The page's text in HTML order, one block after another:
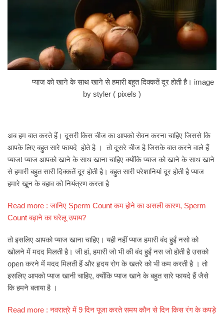
प्याज को खाने के साथ खाने से हमारी बहुत दिक्कतें दूर होती है। image
by styler ( pixels )
अब हम बात करते हैं। दूसरी किस चीज का आपको सेवन करना चाहिए जिससे कि
आपके लिए बहुत सारे फायदे होते है । तो दूसरे चीज है जिसके बात करने वाले हैं
प्याज! प्याज आपको खाने के साथ खाना चाहिए क्योंकि प्याज को खाने के साथ खाने
से हमारी बहुत सारी दिक्कतें दूर होती है। बहुत सारी परेशानियां दूर होती है प्याज
हमारे खून के बहाव को नियंत्रण करता है
Read more : जानिए Sperm Count कम होने का असली कारण, Sperm
Count बढ़ाने का घरेलू उपाय?
तो इसलिए आपको प्याज खाना चाहिए। यही नहीं प्याज हमारी बंद हुईं नसो को
खोलने में मदद मिलती है। जी हां, हमारी जो भी की बंद हुईं नस जो होती है उसको
open करने में मदद मिलती हैं और हृदय रोग के खतरे को भी कम करती है । तो
इसलिए आपको प्याज खानी चाहिए, क्योंकि प्याज खाने के बहुत सारे फायदे हैं जैसे
कि हमने बताया है ।
Read more : नवरात्रे में 9 दिन पूजा करते समय कौन से दिन किस रंग के कपड़े